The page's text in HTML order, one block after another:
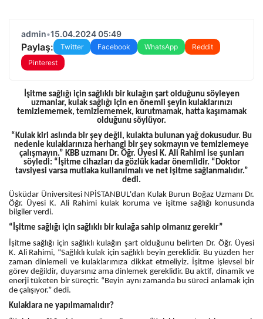
admin•15.04.2024 05:49
Paylaş: Twitter Facebook WhatsApp
Reddit
Pinterest
İşitme sağlığı için sağlıklı bir kulağın şart olduğunu söyleyen
uzmanlar, kulak sağlığı için en önemli şeyin kulaklarınızı
temizlememek, temizlememek, kurutmamak, hatta kaşımamak
olduğunu söylüyor.
“Kulak kiri aslında bir şey değil, kulakta bulunan yağ dokusudur. Bu
nedenle kulaklarınıza herhangi bir şey sokmayın ve temizlemeye
çalışmayın.” KBB uzmanı Dr. Öğr. Üyesi K. Ali Rahimi ise şunları
söyledi: “İşitme cihazları da gözlük kadar önemlidir. “Doktor
tavsiyesi varsa mutlaka kullanılmalı ve net işitme sağlanmalıdır.”
dedi.
Üsküdar Üniversitesi NPİSTANBUL'dan Kulak Burun Boğaz Uzmanı Dr.
Öğr. Üyesi K. Ali Rahimi kulak koruma ve işitme sağlığı konusunda
bilgiler verdi.
“İşitme sağlığı için sağlıklı bir kulağa sahip olmanız gerekir”
İşitme sağlığı için sağlıklı kulağın şart olduğunu belirten Dr. Öğr. Üyesi
K. Ali Rahimi, “Sağlıklı kulak için sağlıklı beyin gereklidir. Bu yüzden her
zaman dinlemeli ve kulaklarımıza dikkat etmeliyiz. İşitme işlevsel bir
görev değildir, duyarsınız ama dinlemek gereklidir. Bu aktif, dinamik ve
enerji tüketen bir süreçtir. “Beyin aynı zamanda bu süreci anlamak için
de çalışıyor.” dedi.
Kulaklara ne yapılmamalıdır?